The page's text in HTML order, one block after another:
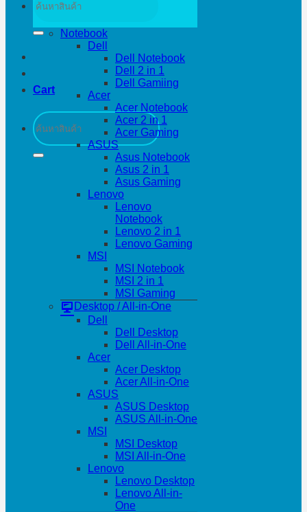
for:
Cart
Search
for:
Notebook
Dell
Dell Notebook
Dell 2 in 1
Dell Gamiing
Acer
Acer Notebook
Acer 2 in 1
Acer Gaming
ASUS
Asus Notebook
Asus 2 in 1
Asus Gaming
Lenovo
Lenovo
Notebook
Lenovo 2 in 1
Lenovo Gaming
MSI
MSI Notebook
MSI 2 in 1
MSI Gaming
Desktop / All-in-One
Dell
Dell Desktop
Dell All-in-One
Acer
Acer Desktop
Acer All-in-One
ASUS
ASUS Desktop
ASUS All-in-One
MSI
MSI Desktop
MSI All-in-One
Lenovo
Lenovo Desktop
Lenovo All-in-
One